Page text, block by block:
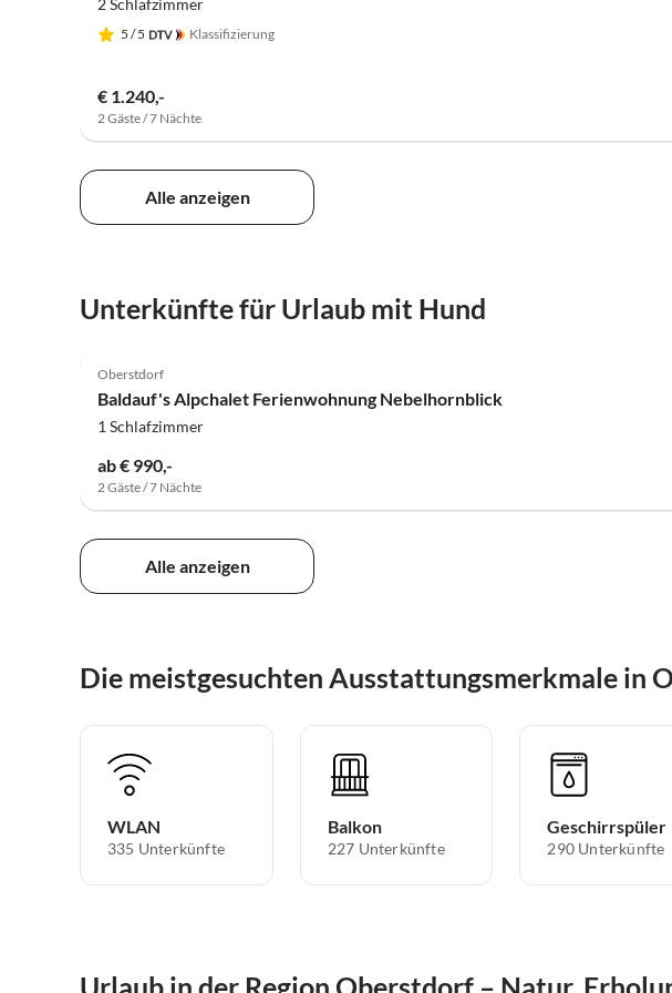
2 Schlafzimmer
5 / 5 Klassifizierung
€ 1.240,-
2 Gäste / 7 Nächte
Alle anzeigen
Unterkünfte für Urlaub mit Hund
Oberstdorf
Baldauf's Alpchalet Ferienwohnung Nebelhornblick
1 Schlafzimmer
ab € 990,-
2 Gäste / 7 Nächte
Alle anzeigen
Die meistgesuchten Ausstattungsmerkmale in
WLAN
335 Unterkünfte
Balkon
227 Unterkünfte
Geschirrspüler
290 Unterkünfte
Urlaub in der Region Oberstdorf – Natur,